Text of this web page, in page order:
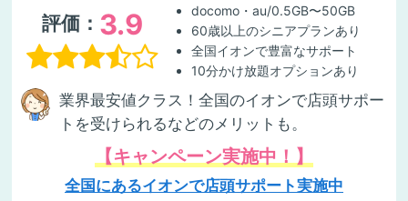
評価： 3.9
docomo・au/0.5GB〜50GB
60歳以上のシニアプランあり
全国イオンで豊富なサポート
10分かけ放題オプションあり
業界最安値クラス！全国のイオンで店頭サポー
トを受けられるなどのメリットも。
【キャンペーン実施中！】
全国にあるイオンで店頭サポート実施中